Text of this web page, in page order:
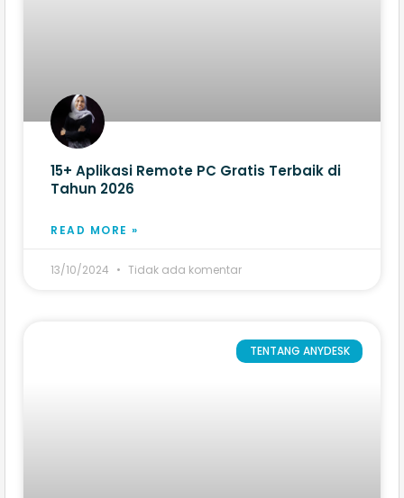
15+ Aplikasi Remote PC Gratis Terbaik di
Tahun 2026
READ MORE »
13/10/2024 Tidak ada komentar
TENTANG ANYDESK